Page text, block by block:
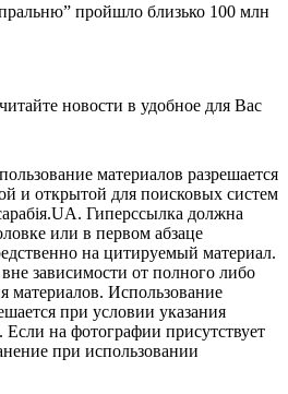
пройшло близько 100 млн
новости в удобное для Вас
материалов разрешается
и открытой для поисковых систем
Гиперссылка должна
или в первом абзаце
на цитируемый материал.
зависимости от полного либо
материалов. Использование
при условии указания
Если на фотографии присутствует
при использовании